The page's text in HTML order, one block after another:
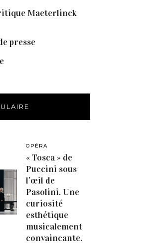
Maeterlinck
presse(1)
(386)
OPÉRA
« Tosca » de
Puccini sous
l’œil de
Pasolini. Une
curiosité
esthétique
musicalement
convaincante.